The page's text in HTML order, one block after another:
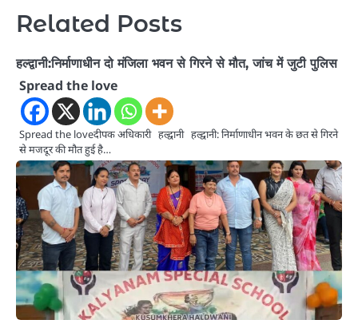
Related Posts
हल्द्वानी:निर्माणाधीन दो मंजिला भवन से गिरने से मौत, जांच में जुटी पुलिस
Spread the love
Spread the loveदीपक अधिकारी हल्द्वानी हल्द्वानी: निर्माणाधीन भवन के छत से गिरने
से मजदूर की मौत हुई है…